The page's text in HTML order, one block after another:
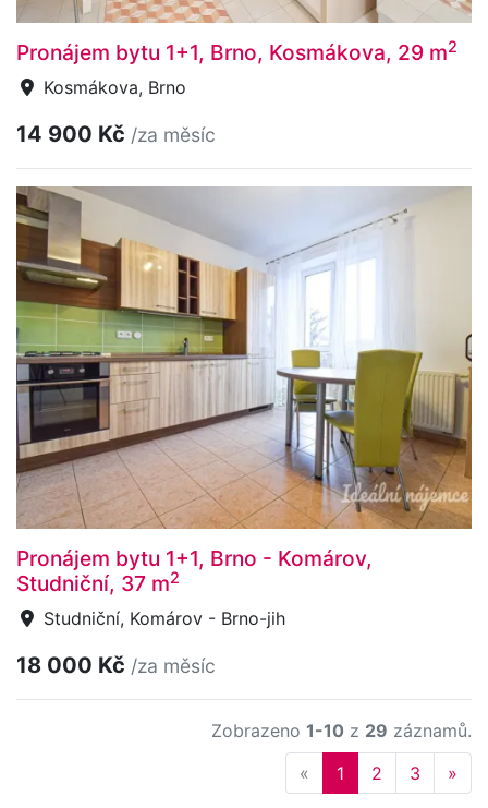
Pronájem bytu 1+1, Brno, Kosmákova, 29 m2
Kosmákova, Brno
14 900 Kč /za měsíc
Pronájem bytu 1+1, Brno - Komárov,
Studniční, 37 m2
Studniční, Komárov - Brno-jih
18 000 Kč /za měsíc
Zobrazeno 1-10 z 29 záznamů.
« Previous
1 2 3 »